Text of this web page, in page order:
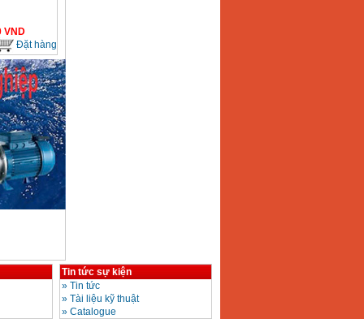
VND
Đặt hàng
Tin tức sự kiện
» Tin tức
» Tài liệu kỹ thuật
» Catalogue